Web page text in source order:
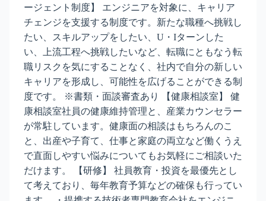
ージェント制度】 エンジニアを対象に、キャリア
チェンジを支援する制度です。新たな職種へ挑戦し
たい、スキルアップをしたい、U・Iターンした
い、上流工程へ挑戦したいなど、転職にともなう転
職リスクを気にすることなく、社内で自分の新しい
キャリアを形成し、可能性を広げることができる制
度です。 ※書類・面談審査あり 【健康相談室】 健
康相談室社員の健康維持管理と、産業カウンセラー
が常駐しています。健康面の相談はもちろんのこ
と、出産や子育て、仕事と家庭の両立など働くうえ
で直面しやすい悩みについてもお気軽にご相談いた
だけます。 【研修】 社員教育・投資を最優先とし
て考えており、毎年教育予算などの確保も行ってい